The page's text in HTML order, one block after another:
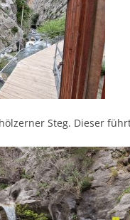
Steg. Dieser